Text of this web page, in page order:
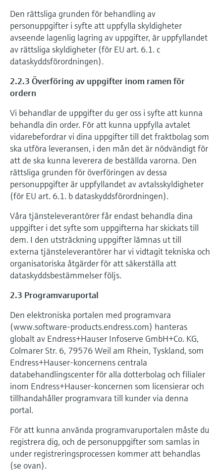
Den rättsliga grunden för behandling av
personuppgifter i syfte att uppfylla skyldigheter
avseende lagenlig lagring av uppgifter, är uppfyllandet
av rättsliga skyldigheter (för EU art. 6.1. c
dataskyddsförordningen).
2.2.3 Överföring av uppgifter inom ramen för
ordern
Vi behandlar de uppgifter du ger oss i syfte att kunna
behandla din order. För att kunna uppfylla avtalet
vidarebefordrar vi dina uppgifter till det fraktbolag som
ska utföra leveransen, i den mån det är nödvändigt för
att de ska kunna leverera de beställda varorna. Den
rättsliga grunden för överföringen av dessa
personuppgifter är uppfyllandet av avtalsskyldigheter
(för EU art. 6.1. b dataskyddsförordningen).
Våra tjänsteleverantörer får endast behandla dina
uppgifter i det syfte som uppgifterna har skickats till
dem. I den utsträckning uppgifter lämnas ut till
externa tjänsteleverantörer har vi vidtagit tekniska och
organisatoriska åtgärder för att säkerställa att
dataskyddsbestämmelser följs.
2.3 Programvaruportal
Den elektroniska portalen med programvara
(www.software-products.endress.com) hanteras
globalt av Endress+Hauser Infoserve GmbH+Co. KG,
Colmarer Str. 6, 79576 Weil am Rhein, Tyskland, som
Endress+Hauser-koncernens centrala
databehandlingscenter för alla dotterbolag och filialer
inom Endress+Hauser-koncernen som licensierar och
tillhandahåller programvara till kunder via denna
portal.
För att kunna använda programvaruportalen måste du
registrera dig, och de personuppgifter som samlas in
under registreringsprocessen kommer att behandlas
(se ovan).